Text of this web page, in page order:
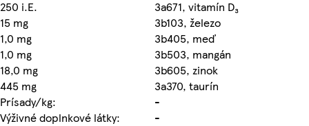
250 i.E.
3a671, vitamín D₃
15 mg
3b103, železo
1,0 mg
3b405, meď
1,0 mg
3b503, mangán
18,0 mg
3b605, zinok
445 mg
3a370, taurín
Prísady/kg:
-
Výživné doplnkové látky:
-